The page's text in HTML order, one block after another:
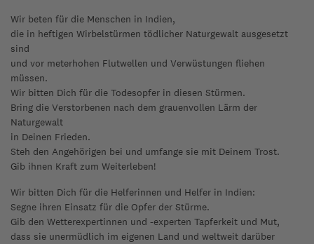
Wir beten für die Menschen in Indien,
die in heftigen Wirbelstürmen tödlicher Naturgewalt ausgesetzt
sind
und vor meterhohen Flutwellen und Verwüstungen fliehen
müssen.
Wir bitten Dich für die Todesopfer in diesen Stürmen.
Bring die Verstorbenen nach dem grauenvollen Lärm der
Naturgewalt
in Deinen Frieden.
Steh den Angehörigen bei und umfange sie mit Deinem Trost.
Gib ihnen Kraft zum Weiterleben!
Wir bitten Dich für die Helferinnen und Helfer in Indien:
Segne ihren Einsatz für die Opfer der Stürme.
Gib den Wetterexpertinnen und -experten Tapferkeit und Mut,
dass sie unermüdlich im eigenen Land und weltweit darüber